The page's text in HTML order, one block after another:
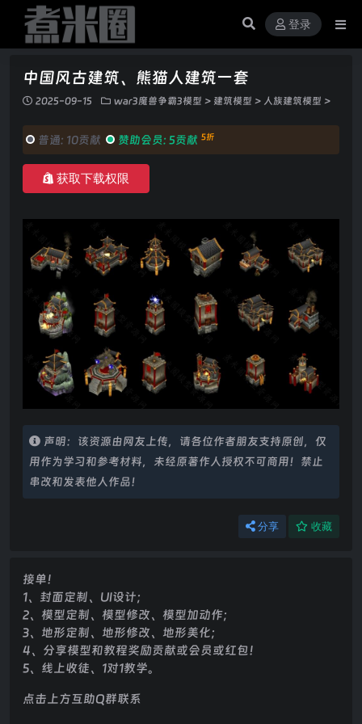
登录
中国风古建筑、熊猫人建筑一套
2025-09-15 war3魔兽争霸3模型 > 建筑模型 > 人族建筑模型 >
普通: 10贡献 赞助会员: 5贡献 5折
获取下载权限
声明：该资源由网友上传，请各位作者朋友支持原创，仅
用作为学习和参考材料，未经原著作人授权不可商用！禁止
串改和发表他人作品！
分享 收藏
接单！
1、封面定制、UI设计；
2、模型定制、模型修改、模型加动作；
3、地形定制、地形修改、地形美化；
4、分享模型和教程奖励贡献或会员或红包！
5、线上收徒、1对1教学。
点击上方互助Q群联系